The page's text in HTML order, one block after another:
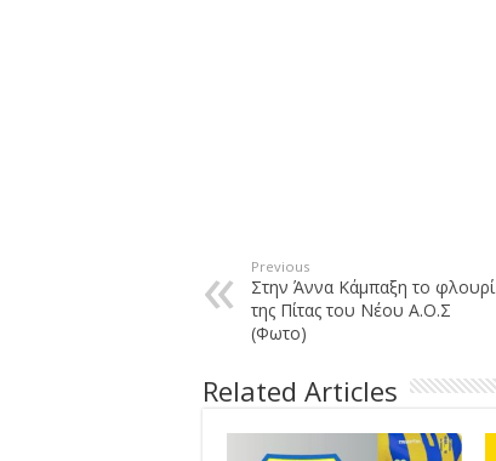
Previous
Στην Άννα Κάμπαξη το φλουρί
της Πίτας του Νέου Α.Ο.Σ
(Φωτο)
Related Articles